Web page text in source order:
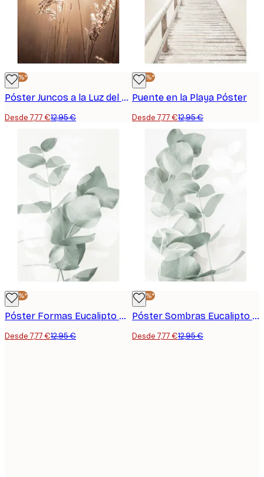
-40%*
Póster Juncos a la Luz del Sol
Desde 7,77 €12,95 €
-40%*
Puente en la Playa Póster
Desde 7,77 €12,95 €
-40%*
Póster Formas Eucalipto Nº2
Desde 7,77 €12,95 €
-40%*
Póster Sombras Eucalipto Nº1
Desde 7,77 €12,95 €